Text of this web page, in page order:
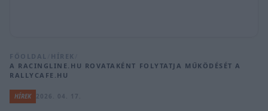
FŐOLDAL HÍREK
A RACINGLINE.HU ROVATAKÉNT FOLYTATJA MŰKÖDÉSÉT A
RALLYCAFE.HU
HÍREK